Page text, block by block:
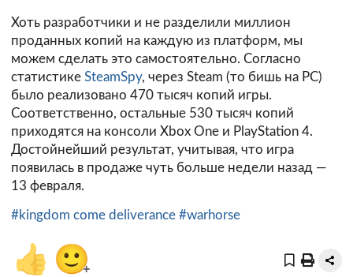
Хоть разработчики и не разделили миллион
проданных копий на каждую из платформ, мы
можем сделать это самостоятельно. Согласно
статистике SteamSpy, через Steam (то бишь на PC)
было реализовано 470 тысяч копий игры.
Соответственно, остальные 530 тысяч копий
приходятся на консоли Xbox One и PlayStation 4.
Достойнейший результат, учитывая, что игра
появилась в продаже чуть больше недели назад —
13 февраля.
#kingdom come deliverance #warhorse
👍 🙂
+